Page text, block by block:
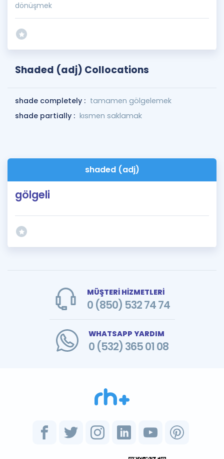
dönüşmek
Shaded (adj) Collocations
shade completely : tamamen gölgelemek
shade partially : kısmen saklamak
shaded (adj)
gölgeli
MÜŞTERİ HİZMETLERİ
0 (850) 532 74 74
WHATSAPP YARDIM
0 (532) 365 01 08